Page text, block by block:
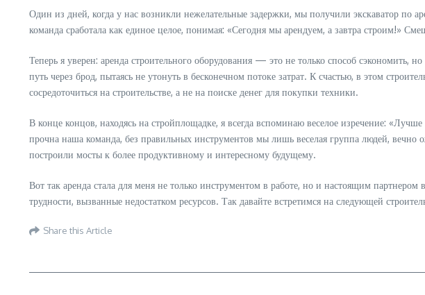
Один из дней, когда у нас возникли нежелательные задержки, мы получили экскаватор
команда сработала как единое целое, понимая: «Сегодня мы арендуем, а завтра строим!»
Теперь я уверен: аренда строительного оборудования — это не только способ
путь через брод, пытаясь не утонуть в бесконечном потоке затрат. К счастью, в этом
сосредоточиться на строительстве, а не на поиске денег для покупки техники.
В конце концов, находясь на стройплощадке, я всегда вспоминаю веселое изречение:
прочна наша команда, без правильных инструментов мы лишь веселая группа людей,
построили мосты к более продуктивному и интересному будущему.
Вот так аренда стала для меня не только инструментом в работе, но и настоящим
трудности, вызванные недостатком ресурсов. Так давайте встретимся на следующей
Share this Article